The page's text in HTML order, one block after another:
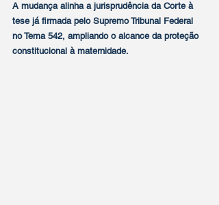
A mudança alinha a jurisprudência da Corte à
tese já firmada pelo Supremo Tribunal Federal
no Tema 542, ampliando o alcance da proteção
constitucional à maternidade.